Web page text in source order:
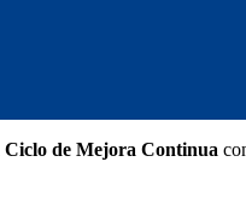
Ciclo de Mejora Continua